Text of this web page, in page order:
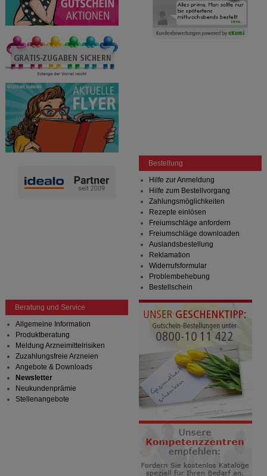
anzupassen. Komfort-Cookies ermöglichen es uns
auch auf Ihre Bedürfnisse zugeschrittene Inhalte
anzuzeigen und unser Partnerprogramm zu
betreiben.
Statistik & Tracking:
Informationen über die Art und Weise der Nutzung
unserer Website sammeln, mit deren Hilfe wir unsere
Website weiter für Sie optimieren können, den Inhalt
auf unserer Website aber auch die Werbung auf
Drittseiten möglichst relevant für Sie zu gestalten.
Bitte beachten Sie, dass Daten hierfür teilweise an
Dritte wie z.B. Google oder soziale Medien
übertragen werden.
Bestellung
Hilfe zur Anmeldung
Hilfe zum Bestellvorgang
Zahlungsmöglichkeiten
Rezepte einlösen
Freiumschläge anfordern
Freiumschläge downloaden
Auslandsbestellung
Reklamation
Widerrufsformular
Problembehebung
Bestellschein
Beratung und Service
Allgemeine Information
Produktberatung
Meldung Arzneimittelrisiken
Zuzahlungsfreie Arzneien
Angebote & Downloads
Newsletter
Neukundenprämie
Stellenangebote